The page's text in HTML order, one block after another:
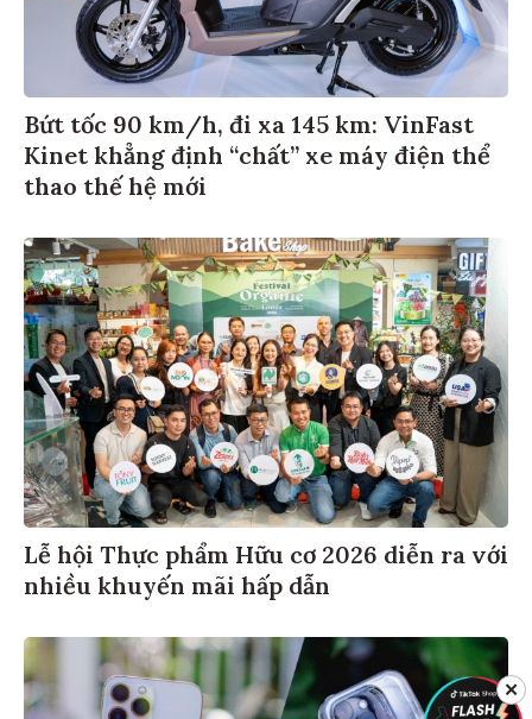
Bứt tốc 90 km/h, đi xa 145 km: VinFast
Kinet khẳng định “chất” xe máy điện thể
thao thế hệ mới
Lễ hội Thực phẩm Hữu cơ 2026 diễn ra với
nhiều khuyến mãi hấp dẫn
✕